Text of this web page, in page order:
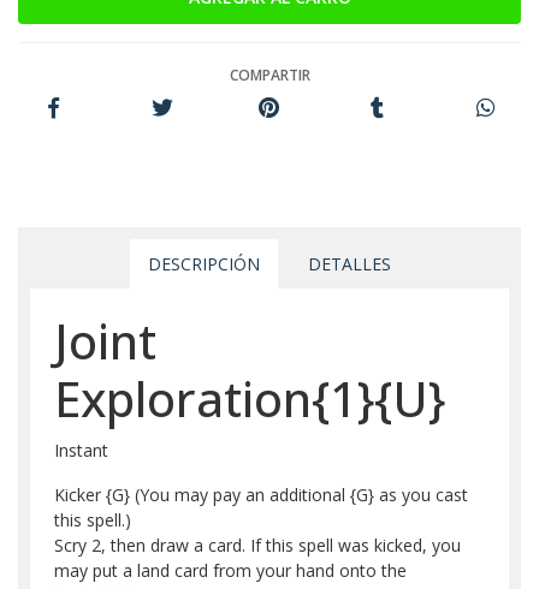
COMPARTIR
DESCRIPCIÓN DETALLES
Joint
Exploration{1}{U}
Instant
Kicker {G} (You may pay an additional {G} as you cast
this spell.)
Scry 2, then draw a card. If this spell was kicked, you
may put a land card from your hand onto the